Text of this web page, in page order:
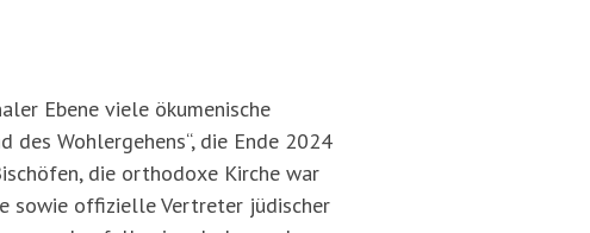
Ebene viele ökumenische
des Wohlergehens“, die Ende 2024
die orthodoxe Kirche war
sowie offizielle Vertreter jüdischer